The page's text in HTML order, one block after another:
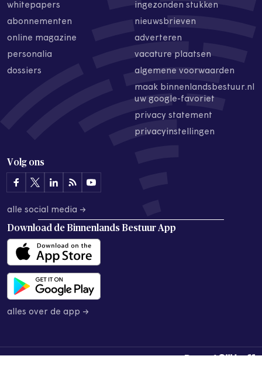
whitepapers
abonnementen
online magazine
personalia
dossiers
ingezonden stukken
nieuwsbrieven
adverteren
vacature plaatsen
algemene voorwaarden
maak binnenlandsbestuur.nl
uw google-favoriet
privacy statement
privacyinstellingen
Volg ons
alle social media →
Download de Binnenlands Bestuur App
alles over de app →